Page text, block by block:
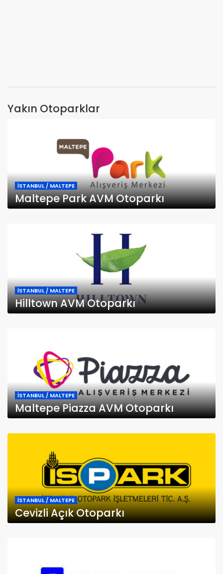
Yakın Otoparklar
İSTANBUL / MALTEPE
Maltepe Park AVM Otoparkı
İSTANBUL / MALTEPE
Hilltown AVM Otoparkı
İSTANBUL / MALTEPE
Maltepe Piazza AVM Otoparkı
İSTANBUL / MALTEPE
Cevizli Açık Otoparkı